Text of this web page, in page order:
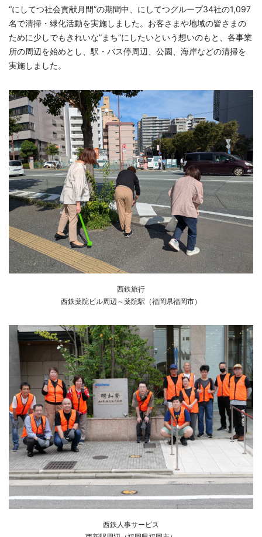
“にしてつ社会貢献月間”の期間中、にしてつグループ34社の1,097
名で清掃・緑化活動を実施しました。お客さまや地域の皆さまの
ために少しでもきれいな”まち”にしたいという想いのもと、各事業
所の周辺を始めとし、駅・バス停周辺、公園、海岸などの清掃を
実施しました。
西鉄旅行
西鉄薬院ビル周辺～薬院駅（福岡県福岡市）
西鉄人事サービス